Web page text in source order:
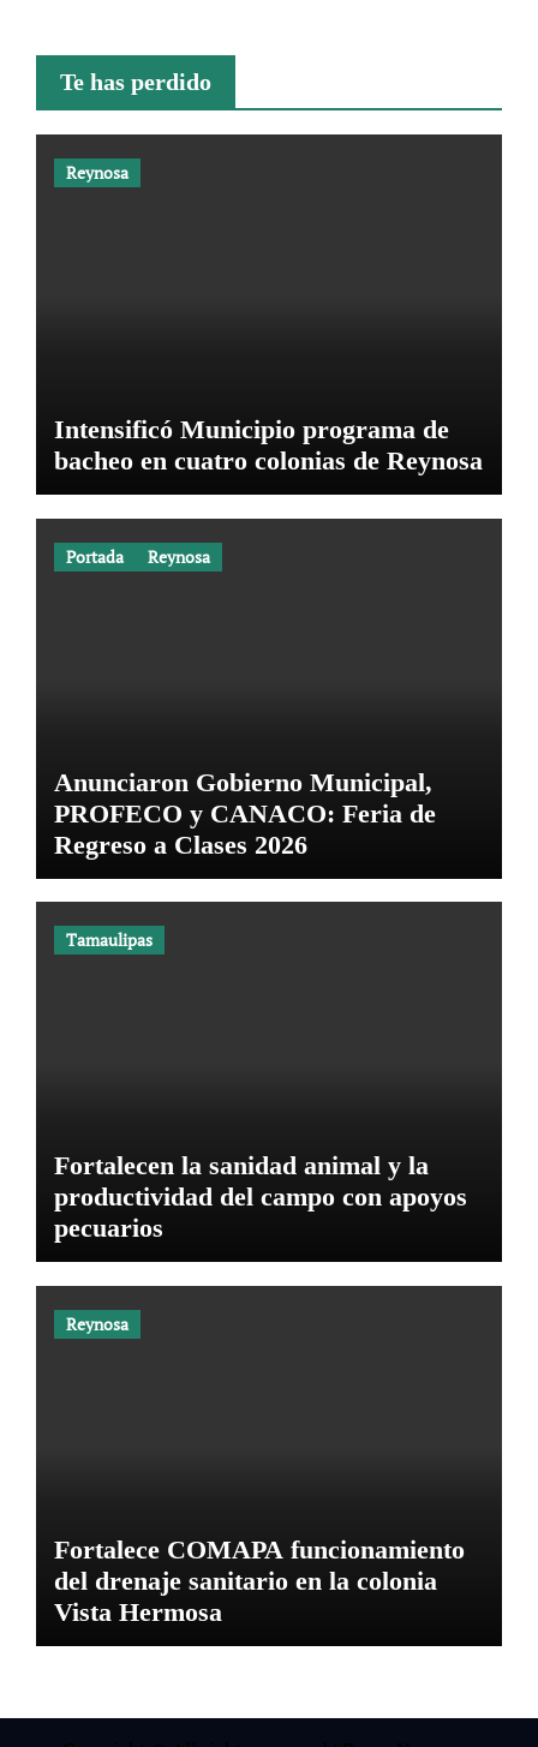
Te has perdido
Reynosa
Intensificó Municipio programa de
bacheo en cuatro colonias de Reynosa
Portada Reynosa
Anunciaron Gobierno Municipal,
PROFECO y CANACO: Feria de
Regreso a Clases 2026
Tamaulipas
Fortalecen la sanidad animal y la
productividad del campo con apoyos
pecuarios
Reynosa
Fortalece COMAPA funcionamiento
del drenaje sanitario en la colonia
Vista Hermosa